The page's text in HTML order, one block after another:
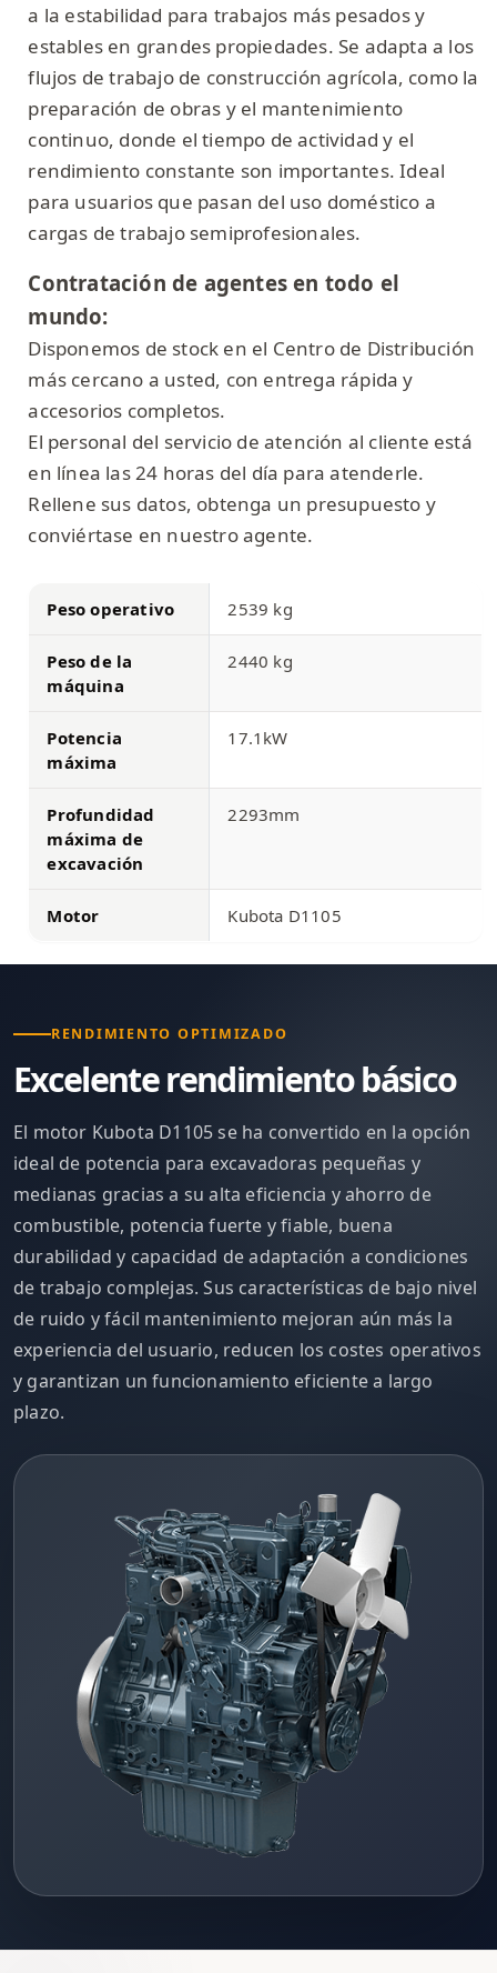
a la estabilidad para trabajos más pesados y
estables en grandes propiedades. Se adapta a los
flujos de trabajo de construcción agrícola, como la
preparación de obras y el mantenimiento
continuo, donde el tiempo de actividad y el
rendimiento constante son importantes. Ideal
para usuarios que pasan del uso doméstico a
cargas de trabajo semiprofesionales.
Contratación de agentes en todo el
mundo:
Disponemos de stock en el Centro de Distribución
más cercano a usted, con entrega rápida y
accesorios completos.
El personal del servicio de atención al cliente está
en línea las 24 horas del día para atenderle.
Rellene sus datos, obtenga un presupuesto y
conviértase en nuestro agente.
Peso operativo 2539 kg
Peso de la
máquina
2440 kg
Potencia
máxima
17.1kW
Profundidad
máxima de
excavación
2293mm
Motor Kubota D1105
RENDIMIENTO OPTIMIZADO
Excelente rendimiento básico
El motor Kubota D1105 se ha convertido en la opción
ideal de potencia para excavadoras pequeñas y
medianas gracias a su alta eficiencia y ahorro de
combustible, potencia fuerte y fiable, buena
durabilidad y capacidad de adaptación a condiciones
de trabajo complejas. Sus características de bajo nivel
de ruido y fácil mantenimiento mejoran aún más la
experiencia del usuario, reducen los costes operativos
y garantizan un funcionamiento eficiente a largo
plazo.